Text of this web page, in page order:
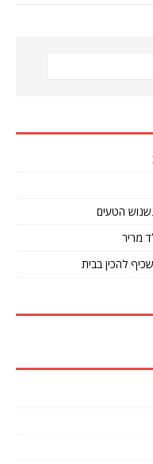
הטעים
מריר
להכין בבית